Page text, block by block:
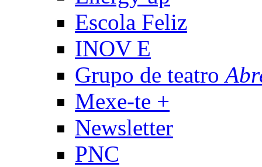
Escola Feliz
INOV E
Grupo de teatro
Mexe-te +
Newsletter
PNC